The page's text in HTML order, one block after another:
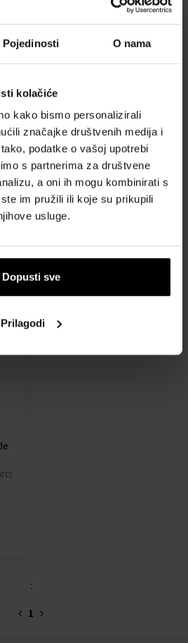
Pojedinosti O nama
kolačiće
kako bismo personalizirali
značajke društvenih medija i
podatke o vašoj upotrebi
s partnerima za društvene
a oni ih mogu kombinirati s
im pružili ili koje su prikupili
usluge.
Dopusti sve
Prilagodi
80ml - Parfemske vode -
25,00 €
Jil Sander Sport Water
Trenutno nije dostupno
:
1